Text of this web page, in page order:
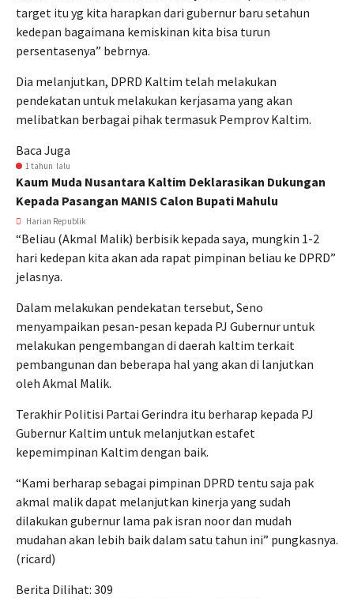
target itu yg kita harapkan dari gubernur baru setahun
kedepan bagaimana kemiskinan kita bisa turun
persentasenya” bebrnya.
Dia melanjutkan, DPRD Kaltim telah melakukan
pendekatan untuk melakukan kerjasama yang akan
melibatkan berbagai pihak termasuk Pemprov Kaltim.
Baca Juga
1 tahun lalu
Kaum Muda Nusantara Kaltim Deklarasikan Dukungan
Kepada Pasangan MANIS Calon Bupati Mahulu
Harian Republik
“Beliau (Akmal Malik) berbisik kepada saya, mungkin 1-2
hari kedepan kita akan ada rapat pimpinan beliau ke DPRD”
jelasnya.
Dalam melakukan pendekatan tersebut, Seno
menyampaikan pesan-pesan kepada PJ Gubernur untuk
melakukan pengembangan di daerah kaltim terkait
pembangunan dan beberapa hal yang akan di lanjutkan
oleh Akmal Malik.
Terakhir Politisi Partai Gerindra itu berharap kepada PJ
Gubernur Kaltim untuk melanjutkan estafet
kepemimpinan Kaltim dengan baik.
“Kami berharap sebagai pimpinan DPRD tentu saja pak
akmal malik dapat melanjutkan kinerja yang sudah
dilakukan gubernur lama pak isran noor dan mudah
mudahan akan lebih baik dalam satu tahun ini” pungkasnya.
(ricard)
Berita Dilihat: 309